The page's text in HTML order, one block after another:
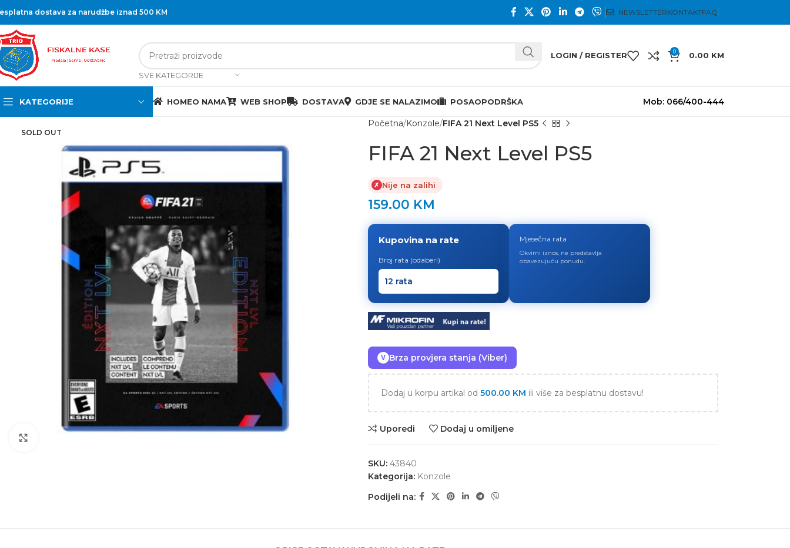
dostava za narudžbe iznad 500 KM NEWSLETTERKONTAKTFAQ
SVE KATEGORIJE
LOGIN / REGISTER 0 0.00 KM
KATEGORIJE HOMEO NAMA WEB SHOP DOSTAVA GDJE SE NALAZIMO POSAOPODRŠKA Mob: 066/400-444
SOLD OUT
Početna Konzole FIFA 21 Next Level PS5
FIFA 21 Next Level PS5
✗ Nije na zalihi
159.00 KM
Kupovina na rate
Broj rata (odaberi)
Mjesečna rata
Okvirni iznos, ne predstavlja
obavezujuću ponudu.
V Brza provjera stanja (Viber)
Dodaj u korpu artikal od 500.00 KM ili više za besplatnu dostavu!
Uporedi Dodaj u omiljene
SKU: 43840
Kategorija: Konzole
Podijeli na: